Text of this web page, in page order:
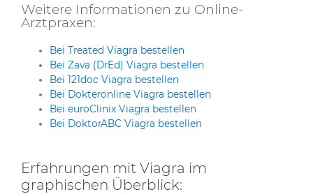
Weitere Informationen zu Online-
Arztpraxen:
Bei Treated Viagra bestellen
Bei Zava (DrEd) Viagra bestellen
Bei 121doc Viagra bestellen
Bei Dokteronline Viagra bestellen
Bei euroClinix Viagra bestellen
Bei DoktorABC Viagra bestellen
Erfahrungen mit Viagra im
graphischen Überblick: